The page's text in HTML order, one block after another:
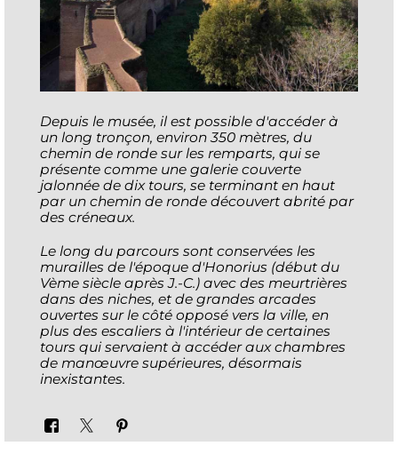
Depuis le musée, il est possible d'accéder à
un long tronçon, environ 350 mètres, du
chemin de ronde sur les remparts, qui se
présente comme une galerie couverte
jalonnée de dix tours, se terminant en haut
par un chemin de ronde découvert abrité par
des créneaux.
Le long du parcours sont conservées les
murailles de l'époque d'Honorius (début du
Vème siècle après J.-C.) avec des meurtrières
dans des niches, et de grandes arcades
ouvertes sur le côté opposé vers la ville, en
plus des escaliers à l'intérieur de certaines
tours qui servaient à accéder aux chambres
de manœuvre supérieures, désormais
inexistantes.